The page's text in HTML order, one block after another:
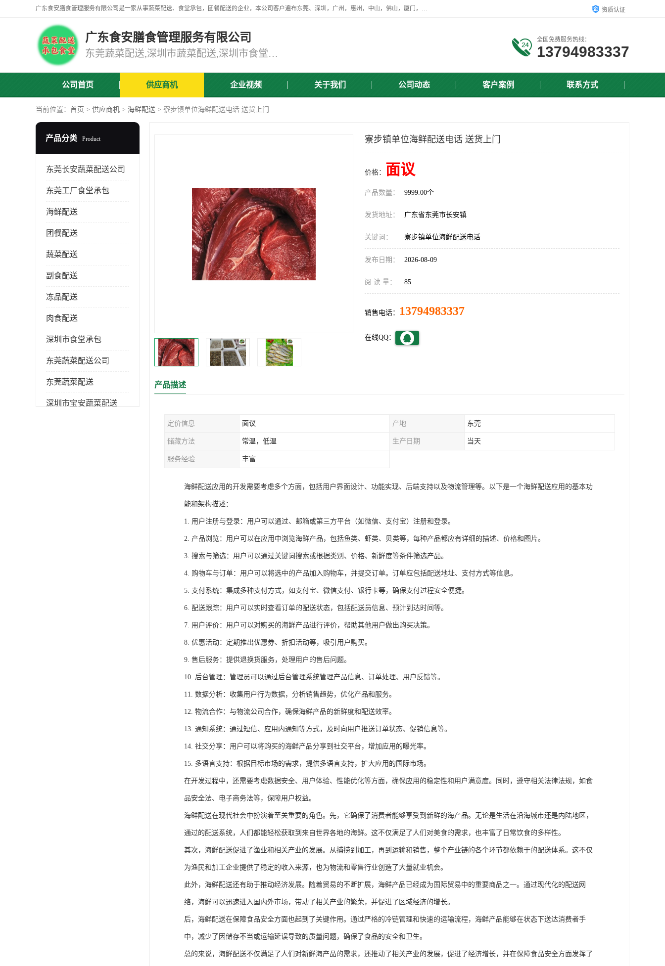
广东食安膳食管理服务有限公司是一家从事蔬菜配送、食堂承包，团餐配送的企业，本公司客户遍布东莞、深圳，广州，惠州，中山，佛山，厦门，肇庆，江门，清远等地，资质齐全，提供学校、工厂、医院、企业、地铁、大型超市、商场、单位、消防队、监狱食堂饭堂蔬菜配送，集新鲜蔬菜、新鲜肉类、粮油、瓜果 、干货 、水产、冻品、粮油、调味品、日用品、调味品及进口冷冻食品为主的原料供应商等为一体的化配送服务机构！ 资质认证
广东食安膳食管理服务有限公司
东莞蔬菜配送,深圳市蔬菜配送,深圳市食堂承包,深圳市宝安蔬菜配送,东莞工厂食堂承包,东莞蔬菜配送公司,东莞长安蔬菜配送公司
全国免费服务热线：
13794983337
公司首页 供应商机 企业视频 关于我们 公司动态 客户案例 联系方式
当前位置： 首页 > 供应商机 > 海鲜配送 > 寮步镇单位海鲜配送电话 送货上门
产品分类 Product
东莞长安蔬菜配送公司
东莞工厂食堂承包
海鲜配送
团餐配送
蔬菜配送
副食配送
冻品配送
肉食配送
深圳市食堂承包
东莞蔬菜配送公司
东莞蔬菜配送
深圳市宝安蔬菜配送
寮步镇单位海鲜配送电话 送货上门
价格： 面议
产品数量： 9999.00个
发货地址： 广东省东莞市长安镇
关键词： 寮步镇单位海鲜配送电话
发布日期： 2026-08-09
阅 读 量： 85
销售电话： 13794983337
在线QQ：
产品描述
定价信息 面议 产地 东莞
储藏方法 常温，低温 生产日期 当天
服务经验 丰富
海鲜配送应用的开发需要考虑多个方面，包括用户界面设计、功能实现、后端支持以及物流管理等。以下是一个海鲜配送应用的基本功
能和架构描述：
1. 用户注册与登录：用户可以通过、邮箱或第三方平台（如微信、支付宝）注册和登录。
2. 产品浏览：用户可以在应用中浏览海鲜产品，包括鱼类、虾类、贝类等，每种产品都应有详细的描述、价格和图片。
3. 搜索与筛选：用户可以通过关键词搜索或根据类别、价格、新鲜度等条件筛选产品。
4. 购物车与订单：用户可以将选中的产品加入购物车，并提交订单。订单应包括配送地址、支付方式等信息。
5. 支付系统：集成多种支付方式，如支付宝、微信支付、银行卡等，确保支付过程安全便捷。
6. 配送跟踪：用户可以实时查看订单的配送状态，包括配送员信息、预计到达时间等。
7. 用户评价：用户可以对购买的海鲜产品进行评价，帮助其他用户做出购买决策。
8. 优惠活动：定期推出优惠券、折扣活动等，吸引用户购买。
9. 售后服务：提供退换货服务，处理用户的售后问题。
10. 后台管理：管理员可以通过后台管理系统管理产品信息、订单处理、用户反馈等。
11. 数据分析：收集用户行为数据，分析销售趋势，优化产品和服务。
12. 物流合作：与物流公司合作，确保海鲜产品的新鲜度和配送效率。
13. 通知系统：通过短信、应用内通知等方式，及时向用户推送订单状态、促销信息等。
14. 社交分享：用户可以将购买的海鲜产品分享到社交平台，增加应用的曝光率。
15. 多语言支持：根据目标市场的需求，提供多语言支持，扩大应用的国际市场。
在开发过程中，还需要考虑数据安全、用户体验、性能优化等方面，确保应用的稳定性和用户满意度。同时，遵守相关法律法规，如食
品安全法、电子商务法等，保障用户权益。
海鲜配送在现代社会中扮演着至关重要的角色。先，它确保了消费者能够享受到新鲜的海产品。无论是生活在沿海城市还是内陆地区，
通过的配送系统，人们都能轻松获取到来自世界各地的海鲜。这不仅满足了人们对美食的需求，也丰富了日常饮食的多样性。
其次，海鲜配送促进了渔业和相关产业的发展。从捕捞到加工，再到运输和销售，整个产业链的各个环节都依赖于的配送体系。这不仅
为渔民和加工企业提供了稳定的收入来源，也为物流和零售行业创造了大量就业机会。
此外，海鲜配送还有助于推动经济发展。随着贸易的不断扩展，海鲜产品已经成为国际贸易中的重要商品之一。通过现代化的配送网
络，海鲜可以迅速进入国内外市场，带动了相关产业的繁荣，并促进了区域经济的增长。
后，海鲜配送在保障食品安全方面也起到了关键作用。通过严格的冷链管理和快速的运输流程，海鲜产品能够在状态下送达消费者手
中，减少了因储存不当或运输延误导致的质量问题，确保了食品的安全和卫生。
总的来说，海鲜配送不仅满足了人们对新鲜海产品的需求，还推动了相关产业的发展，促进了经济增长，并在保障食品安全方面发挥了